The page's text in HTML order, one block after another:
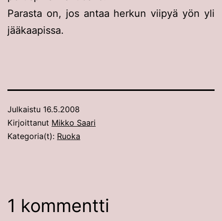
Parasta on, jos antaa herkun viipyä yön yli
jääkaapissa.
Julkaistu 16.5.2008
Kirjoittanut Mikko Saari
Kategoria(t): Ruoka
1 kommentti